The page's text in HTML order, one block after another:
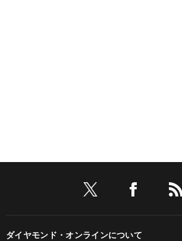
ダイヤモンド・オンラインについて